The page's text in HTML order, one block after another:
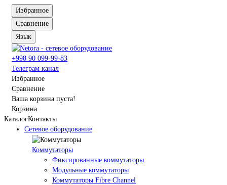
Избранное
Сравнение
Язык
+998 90 099-99-83
Телеграм канал
Избранное
Сравнение
Ваша корзина пуста!
Корзина
КаталогКонтакты
Сетевое оборудование
Коммутаторы
Фиксированные коммутаторы
Модульные коммутаторы
Коммутаторы Fibre Channel